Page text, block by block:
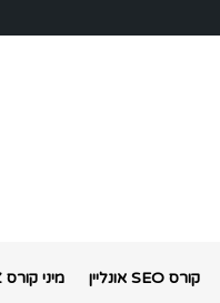
קורס SEO אונליין מיני קורס SEO BLITZ לעסקים